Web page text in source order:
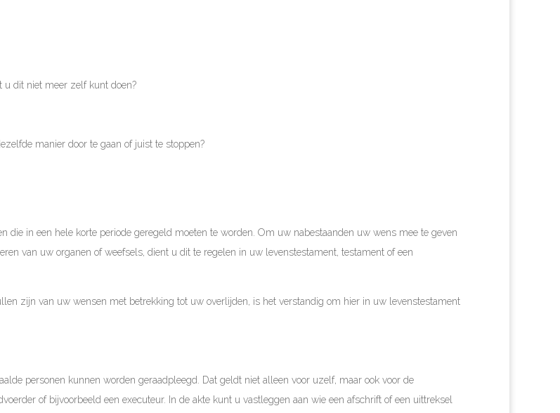
dit niet meer zelf kunt doen?
manier door te gaan of juist te stoppen?
in een hele korte periode geregeld moeten te worden. Om uw nabestaanden uw wens mee te geven
van uw organen of weefsels, dient u dit te regelen in uw levenstestament, testament of een
zijn van uw wensen met betrekking tot uw overlijden, is het verstandig om hier in uw levenstestament
personen kunnen worden geraadpleegd. Dat geldt niet alleen voor uzelf, maar ook voor de
of bijvoorbeeld een executeur. In de akte kunt u vastleggen aan wie een afschrift of een uittreksel